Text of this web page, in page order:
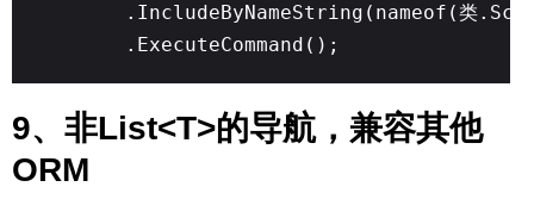
.IncludeByNameString(nameof(类
.ExecuteCommand();
9、非List<T>的导航，兼容其他
ORM